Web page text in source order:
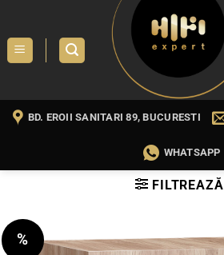
content
BD. EROII SANITARI 89, BUCURESTI
WHATSAPP
FILTREAZĂ
%